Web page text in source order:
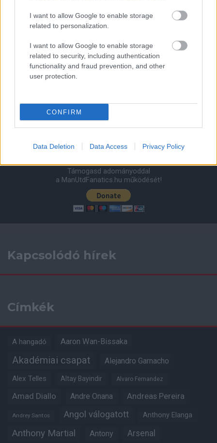
I want to allow Google to enable storage
related to personalization.
I want to allow Google to enable storage
related to security, including authentication
functionality and fraud prevention, and other
user protection.
CONFIRM
Data Deletion Data Access Privacy Policy
2026-08-08 17:00
Leeds United Manchester United 2026-08-12 20:30
AC Milanvs Manchester United
ELŐZŐ MÉRKŐZÉSEK
Támogasd adományoddal
a ManUtdFanatics.hu működését!
Kapcsolódó hírek
Címkék
A hangadó Aaron Wan-Bissaka
Akadémiai csapat Alejandro Garnacho
Alex Telles Altay Bayindir Alvaro Fernandez
Amad Diallo Andre Onana Andreas Pereira
Andrey Santos Angol válogatott Anthony Elanga
Anthony Martial Antony Arsenal